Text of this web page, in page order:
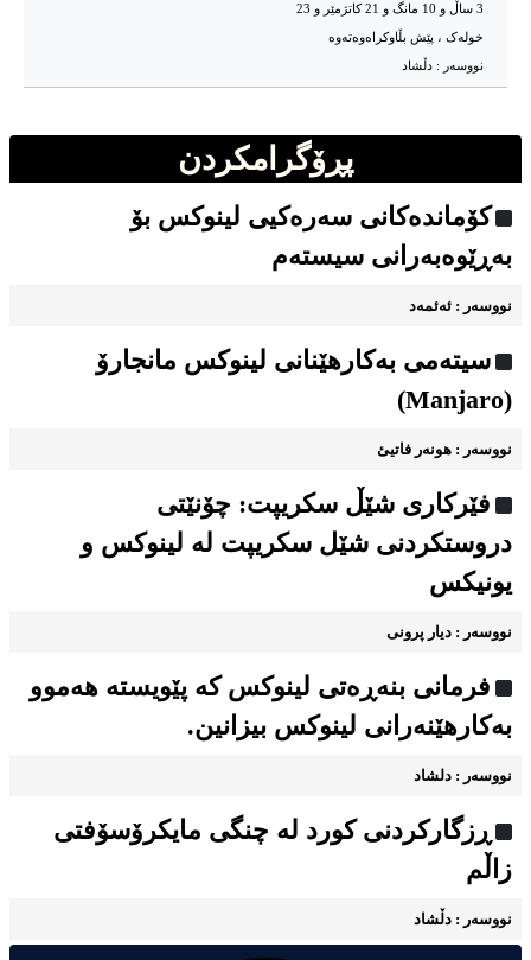
3 ساڵ و 10 مانگ و 21 کاتژمێر و 23
خوله‌ک ، پێش بڵاوکراه‌وه‌ته‌وه‌
نووسه‌ر : دڵشاد
پڕۆگرامکردن
کۆماندەکانی سەرەکیی لینوکس بۆ
بەڕێوەبەرانی سیستەم
نووسه‌ر : ئه‌ئمه‌د
سیته‌می به‌کارهێنانی لینوکس مانجارۆ
(Manjaro)
نووسه‌ر : هونه‌ر فاتیئ
فێرکاری شێڵ سکریپت: چۆنێتی
دروستکردنی شێل سکریپت لە لینوکس و
یونیکس
نووسه‌ر : دیار پرونی
فرمانی بنەڕەتی لینوکس کە پێویستە هەموو
به‌کارهێنه‌رانی لینوکس بیزانین.
نووسه‌ر : دلشاد
ڕزگارکردنی کورد له چنگی مایکرۆسۆفتی
زاڵم
نووسه‌ر : دڵشاد